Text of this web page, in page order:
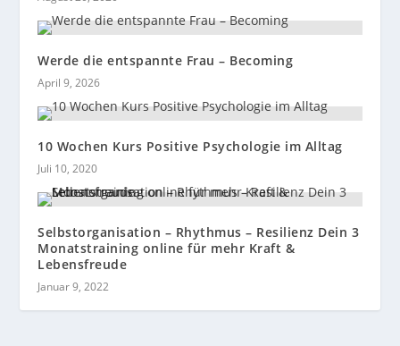
Werde die entspannte Frau – Becoming
April 9, 2026
10 Wochen Kurs Positive Psychologie im Alltag
Juli 10, 2020
Selbstorganisation – Rhythmus – Resilienz Dein 3
Monatstraining online für mehr Kraft &
Lebensfreude
Januar 9, 2022